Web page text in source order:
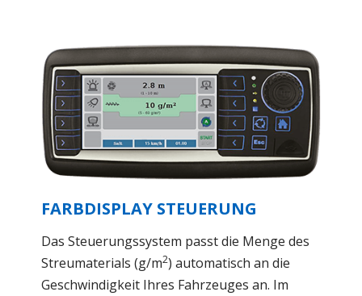
FARBDISPLAY STEUERUNG
Das Steuerungssystem passt die Menge des
Streumaterials (g/m2) automatisch an die
Geschwindigkeit Ihres Fahrzeuges an. Im